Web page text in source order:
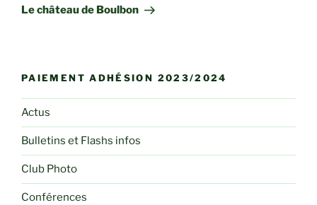
suivant
Le château de Boulbon
PAIEMENT ADHÉSION 2023/2024
Actus
Bulletins et Flashs infos
Club Photo
Conférences